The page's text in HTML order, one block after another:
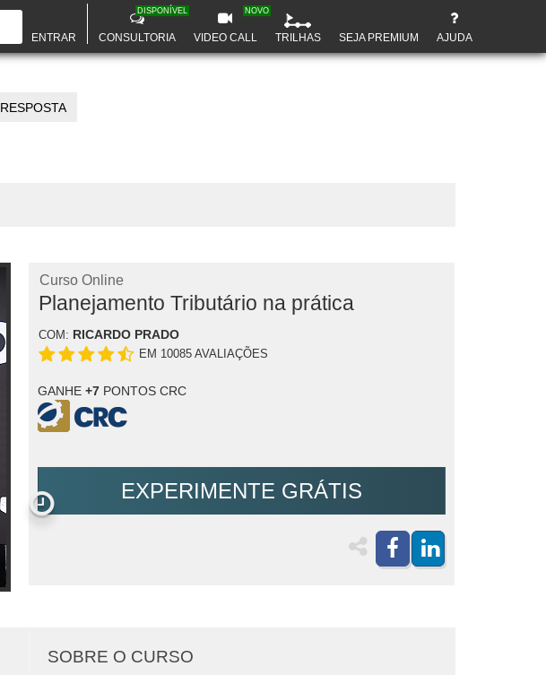
ENTRAR CONSULTORIA
DISPONÍVEL
VIDEO CALL
NOVO
TRILHAS SEJA PREMIUM AJUDA
RESPOSTA
Curso Online
Planejamento Tributário na prática
COM: RICARDO PRADO
EM 10085 AVALIAÇÕES
GANHE+7 PONTOS CRC
EXPERIMENTE GRÁTIS
SOBRE O CURSO